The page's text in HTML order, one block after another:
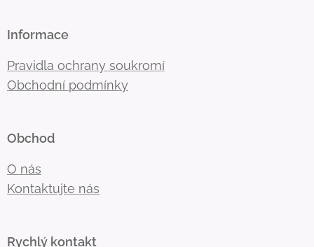
Informace
Pravidla ochrany soukromí
Obchodní podmínky
Obchod
O nás
Kontaktujte nás
Rychlý kontakt